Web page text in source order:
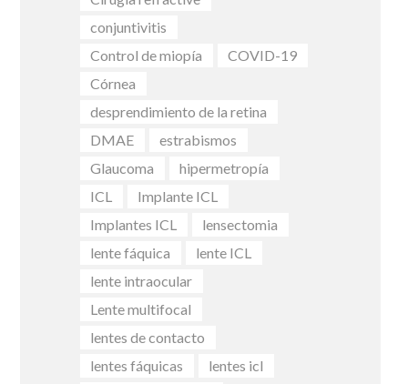
conjuntivitis
Control de miopía
COVID-19
Córnea
desprendimiento de la retina
DMAE
estrabismos
Glaucoma
hipermetropía
ICL
Implante ICL
Implantes ICL
lensectomia
lente fáquica
lente ICL
lente intraocular
Lente multifocal
lentes de contacto
lentes fáquicas
lentes icl